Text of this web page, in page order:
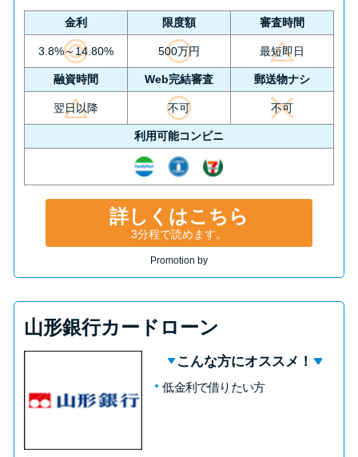
金利 限度額 審査時間
3.8%～14.80% 500万円 最短即日
融資時間 Web完結審査 郵送物ナシ
翌日以降 不可 不可
利用可能コンビニ
詳しくはこちら
3分程で読めます。
Promotion by
山形銀行カードローン
こんな方にオススメ！
低金利で借りたい方